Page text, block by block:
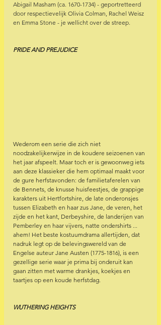
Abigail Masham (ca. 1670-1734) - geportretteerd
door respectievelijk Olivia Colman, Rachel Weisz
en Emma Stone - je wellicht over de streep.
PRIDE AND PREJUDICE
Wederom een serie die zich niet
noodzakelijkerwijze in de koudere seizoenen van
het jaar afspeelt. Maar toch er is gewoonweg iets
aan deze klassieker die hem optimaal maakt voor
de gure herfstavonden: de familietaferelen van
de Bennets, de knusse huisfeestjes, de grappige
karakters uit Hertfortshire, de late onderonsjes
tussen Elizabeth en haar zus Jane, de veren, het
zijde en het kant, Derbeyshire, de landerijen van
Pemberley en haar vijvers, natte ondershirts ...
ahem! Het beste kostuumdrama allertijden, dat
nadruk legt op de belevingswereld van de
Engelse auteur Jane Austen (1775-1816), is een
gezellige serie waar je prima bij onderuit kan
gaan zitten met warme drankjes, koekjes en
taartjes op een koude herfstdag.
WUTHERING HEIGHTS